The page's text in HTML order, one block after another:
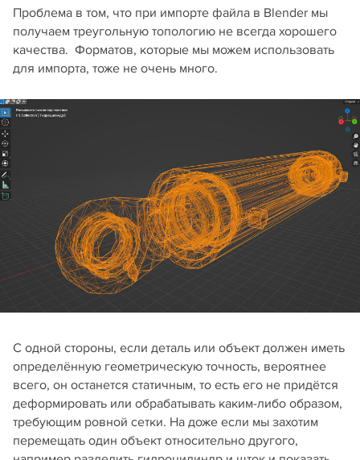
Проблема в том, что при импорте файла в Blender мы
получаем треугольную топологию не всегда хорошего
качества. Форматов, которые мы можем использовать
для импорта, тоже не очень много.
С одной стороны, если деталь или объект должен иметь
определённую геометрическую точность, вероятнее
всего, он останется статичным, то есть его не придётся
деформировать или обрабатывать каким-либо образом,
требующим ровной сетки. На доже если мы захотим
перемещать один объект относительно другого,